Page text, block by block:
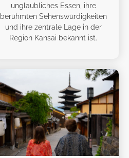
unglaubliches Essen, ihre
berühmten Sehenswürdigkeiten
und ihre zentrale Lage in der
Region Kansai bekannt ist.